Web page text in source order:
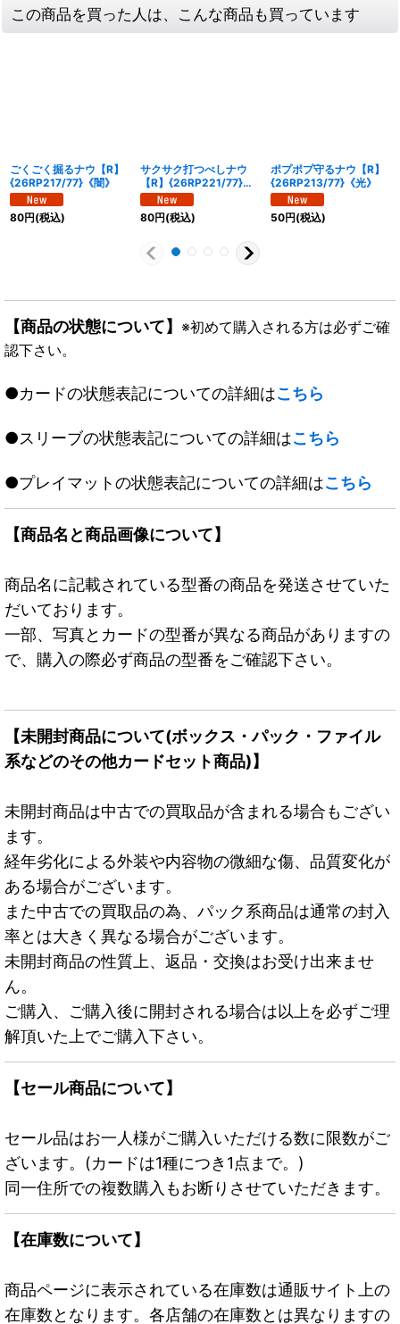
この商品を買った人は、こんな商品も買っています
ごくごく掘るナウ【R】
{26RP217/77}《闇》
80円(税込)
サクサク打つべしナウ
【R】{26RP221/77}
《自然》
80円(税込)
ポプポプ守るナウ【R】
{26RP213/77}《光》
50円(税込)
【商品の状態について】 ※初めて購入される方は必ずご確
認下さい。
●カードの状態表記についての詳細はこちら
●スリーブの状態表記についての詳細はこちら
●プレイマットの状態表記についての詳細はこちら
【商品名と商品画像について】
商品名に記載されている型番の商品を発送させていた
だいております。
一部、写真とカードの型番が異なる商品がありますの
で、購入の際必ず商品の型番をご確認下さい。
【未開封商品について(ボックス・パック・ファイル
系などのその他カードセット商品)】
未開封商品は中古での買取品が含まれる場合もござい
ます。
経年劣化による外装や内容物の微細な傷、品質変化が
ある場合がございます。
また中古での買取品の為、パック系商品は通常の封入
率とは大きく異なる場合がございます。
未開封商品の性質上、返品・交換はお受け出来ませ
ん。
ご購入、ご購入後に開封される場合は以上を必ずご理
解頂いた上でご購入下さい。
【セール商品について】
セール品はお一人様がご購入いただける数に限数がご
ざいます。(カードは1種につき1点まで。)
同一住所での複数購入もお断りさせていただきます。
【在庫数について】
商品ページに表示されている在庫数は通販サイト上の
在庫数となります。各店舗の在庫数とは異なりますの